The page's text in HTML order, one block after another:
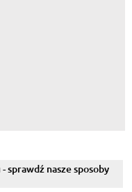
sprawdź nasze sposoby